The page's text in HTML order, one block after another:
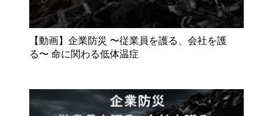
【動画】企業防災 〜従業員を護る、会社を護
る〜 命に関わる低体温症